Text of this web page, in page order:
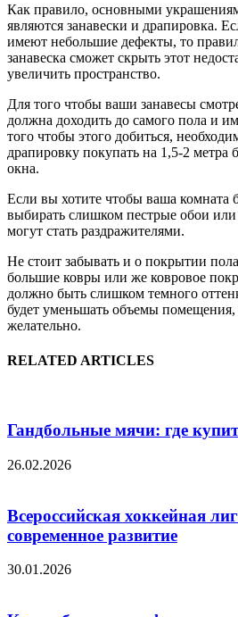
Как правило, основными
являются занавески и драпировка.
имеют небольшие дефекты, то
занавеска сможет скрыть этот
увеличить пространство.
Для того чтобы ваши занавесы
должна доходить до самого пола и
того чтобы этого добиться,
драпировку покупать на 1,5-2
окна.
Если вы хотите чтобы ваша комната
выбирать слишком пестрые обои или
могут стать раздражителями.
Не стоит забывать и о покрытии
большие ковры или же ковровое
должно быть слишком темного
будет уменьшать объемы помещения,
желательно.
RELATED ARTICLES
Гандбольные мячи: где
26.02.2026
Всероссийская хоккейная
современное развитие
30.01.2026